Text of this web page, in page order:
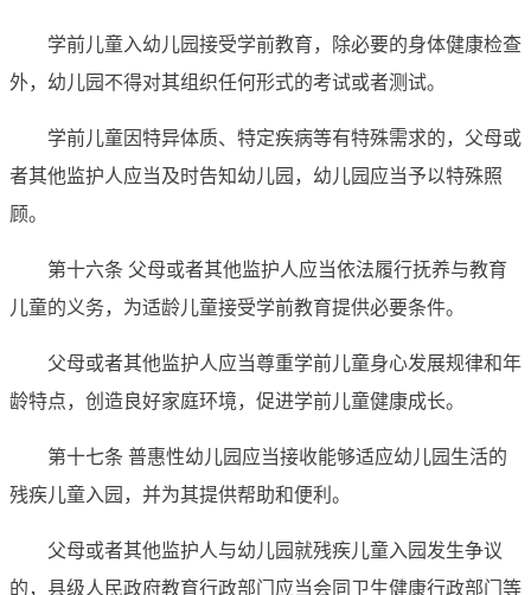
学前儿童入幼儿园接受学前教育，除必要的身体健康检查
外，幼儿园不得对其组织任何形式的考试或者测试。
学前儿童因特异体质、特定疾病等有特殊需求的，父母或
者其他监护人应当及时告知幼儿园，幼儿园应当予以特殊照
顾。
第十六条 父母或者其他监护人应当依法履行抚养与教育
儿童的义务，为适龄儿童接受学前教育提供必要条件。
父母或者其他监护人应当尊重学前儿童身心发展规律和年
龄特点，创造良好家庭环境，促进学前儿童健康成长。
第十七条 普惠性幼儿园应当接收能够适应幼儿园生活的
残疾儿童入园，并为其提供帮助和便利。
父母或者其他监护人与幼儿园就残疾儿童入园发生争议
的，县级人民政府教育行政部门应当会同卫生健康行政部门等